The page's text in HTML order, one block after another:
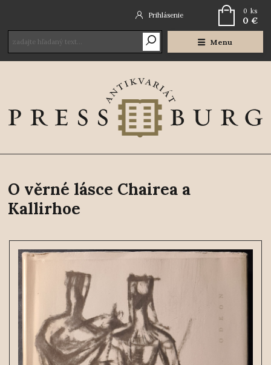
Menu
Prihlásenie 0 ks
0 €
O věrné lásce Chairea a
Kallirhoe